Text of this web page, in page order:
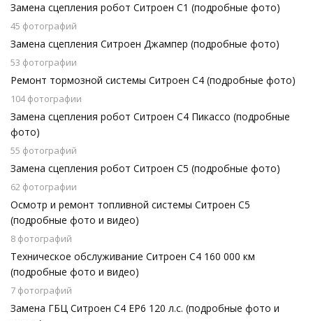
Замена сцепления робот Ситроен С1 (подробные фото)
45 фотографий
Замена сцепления Ситроен Джампер (подробные фото)
53 фотографии
Ремонт тормозной системы Ситроен С4 (подробные фото)
104 фотографии
Замена сцепления робот Ситроен С4 Пикассо (подробные
фото)
55 фотографий
Замена сцепления робот Ситроен С5 (подробные фото)
62 фотографии
Осмотр и ремонт топливной системы Ситроен С5
(подробные фото и видео)
8 фотографий
Техническое обслуживание Ситроен С4 160 000 км
(подробные фото и видео)
7 фотографий
Замена ГБЦ Ситроен С4 EP6 120 л.с. (подробные фото и